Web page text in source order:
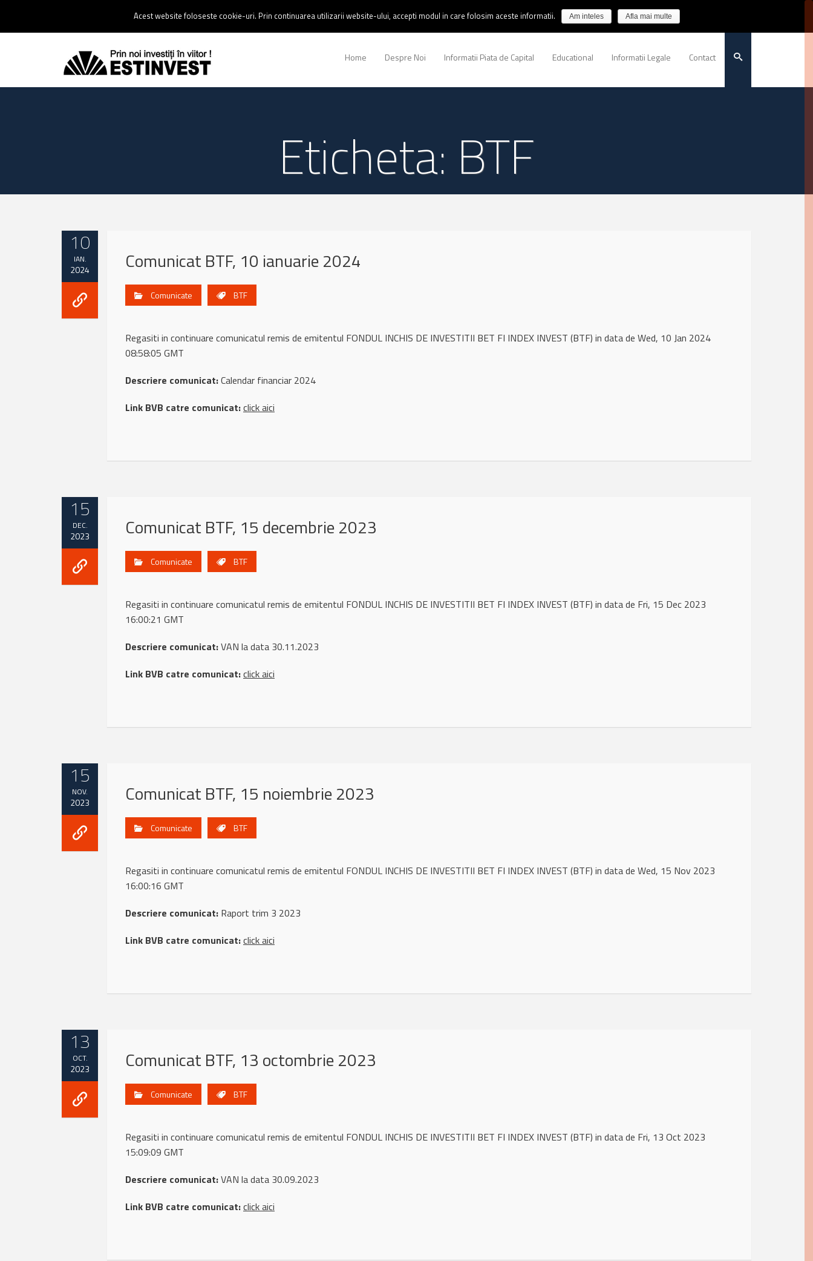
0237 238 900 |Email :contact@estinvest.ro
Home Despre Noi Informatii Piata de Capital Educational Informatii Legale Contact
Eticheta: BTF
10
IAN.
2024 Comunicat BTF, 10 ianuarie 2024
Comunicate BTF
Regasiti in continuare comunicatul remis de emitentul FONDUL INCHIS DE INVESTITII BET FI INDEX INVEST (BTF) in data de Wed, 10 Jan 2024
08:58:05 GMT
Descriere comunicat:Calendar financiar 2024
Link BVB catre comunicat:click aici
15
DEC.
2023 Comunicat BTF, 15 decembrie 2023
Comunicate BTF
Regasiti in continuare comunicatul remis de emitentul FONDUL INCHIS DE INVESTITII BET FI INDEX INVEST (BTF) in data de Fri, 15 Dec 2023
16:00:21 GMT
Descriere comunicat:VAN la data 30.11.2023
Link BVB catre comunicat:click aici
15
NOV.
2023 Comunicat BTF, 15 noiembrie 2023
Comunicate BTF
Regasiti in continuare comunicatul remis de emitentul FONDUL INCHIS DE INVESTITII BET FI INDEX INVEST (BTF) in data de Wed, 15 Nov 2023
16:00:16 GMT
Descriere comunicat: Raport trim 3 2023
Link BVB catre comunicat:click aici
13
OCT.
2023 Comunicat BTF, 13 octombrie 2023
Comunicate BTF
Regasiti in continuare comunicatul remis de emitentul FONDUL INCHIS DE INVESTITII BET FI INDEX INVEST (BTF) in data de Fri, 13 Oct 2023
15:09:09 GMT
Descriere comunicat:VAN la data 30.09.2023
Link BVB catre comunicat:click aici
Acest website foloseste cookie-uri. Prin continuarea utilizarii website-ului, accepti modul in care folosim aceste informatii. Am inteles Afla mai multe